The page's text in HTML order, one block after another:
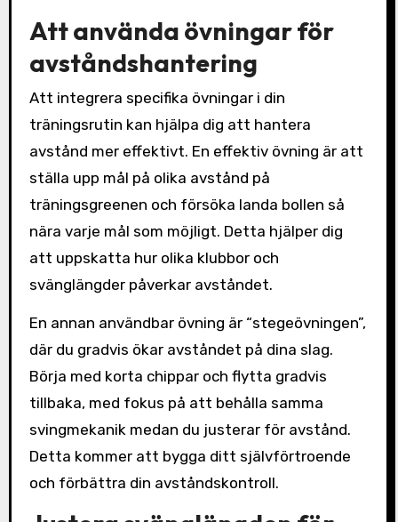
Att använda övningar för
avståndshantering
Att integrera specifika övningar i din
träningsrutin kan hjälpa dig att hantera
avstånd mer effektivt. En effektiv övning är att
ställa upp mål på olika avstånd på
träningsgreenen och försöka landa bollen så
nära varje mål som möjligt. Detta hjälper dig
att uppskatta hur olika klubbor och
svänglängder påverkar avståndet.
En annan användbar övning är “stegeövningen”,
där du gradvis ökar avståndet på dina slag.
Börja med korta chippar och flytta gradvis
tillbaka, med fokus på att behålla samma
svingmekanik medan du justerar för avstånd.
Detta kommer att bygga ditt självförtroende
och förbättra din avståndskontroll.